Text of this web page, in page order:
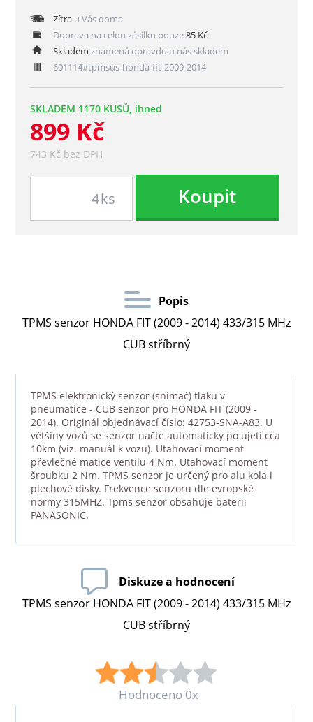
Zítrau Vás doma
Doprava na celou zásilku pouze85 Kč
Skladem znamená opravdu u nás skladem
601114#tpmsus-honda-fit-2009-2014
SKLADEM 1170 KUSŮ, ihned
899 Kč
743 Kč bez DPH
ks Koupit
Popis
TPMS senzor HONDA FIT (2009 - 2014) 433/315 MHz
CUB stříbrný
TPMS elektronický senzor (snímač) tlaku v
pneumatice - CUB senzor pro HONDA FIT (2009 -
2014). Originál objednávací číslo: 42753-SNA-A83. U
většiny vozů se senzor načte automaticky po ujetí cca
10km (viz. manuál k vozu). Utahovací moment
převlečné matice ventilu 4 Nm. Utahovací moment
šroubku 2 Nm. TPMS senzor je určený pro alu kola i
plechové disky. Frekvence senzoru dle evropské
normy 315MHZ. Tpms senzor obsahuje baterii
PANASONIC.
Diskuze a hodnocení
TPMS senzor HONDA FIT (2009 - 2014) 433/315 MHz
CUB stříbrný
Hodnoceno 0x